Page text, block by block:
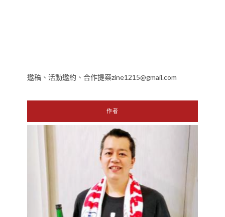
邀稿、活動邀約、合作提案zine1215@gmail.com
作者